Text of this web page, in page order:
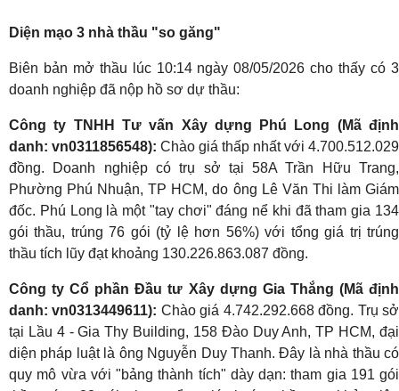
Diện mạo 3 nhà thầu "so găng"
Biên bản mở thầu lúc 10:14 ngày 08/05/2026 cho thấy có 3
doanh nghiệp đã nộp hồ sơ dự thầu:
Công ty TNHH Tư vấn Xây dựng Phú Long (Mã định
danh: vn0311856548): Chào giá thấp nhất với 4.700.512.029
đồng. Doanh nghiệp có trụ sở tại 58A Trần Hữu Trang,
Phường Phú Nhuận, TP HCM, do ông Lê Văn Thi làm Giám
đốc. Phú Long là một "tay chơi" đáng nể khi đã tham gia 134
gói thầu, trúng 76 gói (tỷ lệ hơn 56%) với tổng giá trị trúng
thầu tích lũy đạt khoảng 130.226.863.087 đồng.
Công ty Cổ phần Đầu tư Xây dựng Gia Thắng (Mã định
danh: vn0313449611): Chào giá 4.742.292.668 đồng. Trụ sở
tại Lầu 4 - Gia Thy Building, 158 Đào Duy Anh, TP HCM, đại
diện pháp luật là ông Nguyễn Duy Thanh. Đây là nhà thầu có
quy mô vừa với "bảng thành tích" dày dạn: tham gia 191 gói